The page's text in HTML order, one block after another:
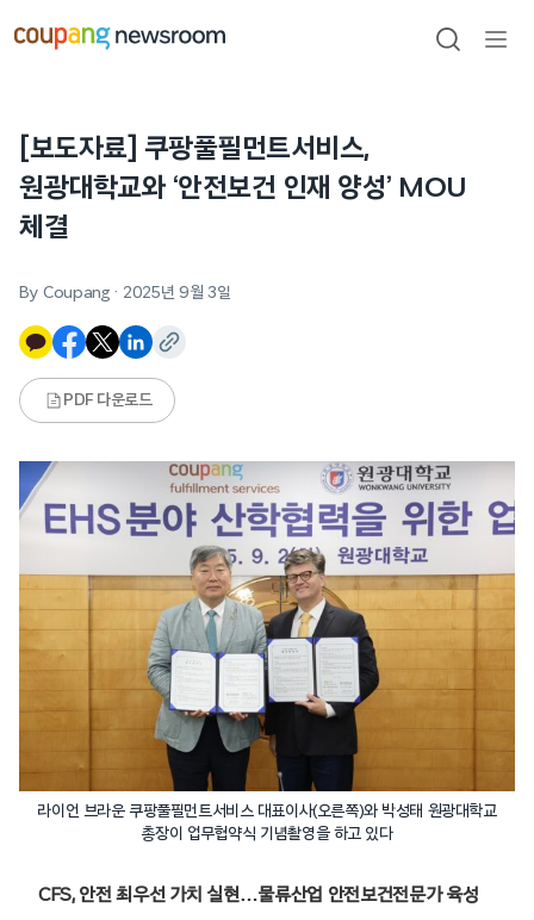
건너뛰기
검색
[보도자료] 쿠팡풀필먼트서비스,
원광대학교와 ‘안전보건 인재 양성’ MOU
체결
By Coupang · 2025년 9월 3일
PDF 다운로드
라이언 브라운 쿠팡풀필먼트서비스 대표이사(오른쪽)와 박성태 원광대학교
총장이 업무협약식 기념촬영을 하고 있다
CFS, 안전 최우선 가치 실현…물류산업 안전보건전문가 육성